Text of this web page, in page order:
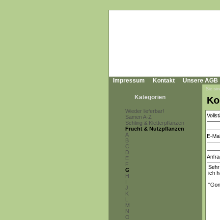
Impressum Kontakt Unsere AGB
Kategorien
Wieder lieferbar!
Samen A-Z
Schling & Kletterpflanzen
Frucht & Nutzpflanzen
A
B
C
D
E
F
G
H
I
J
K
L
M
N
O
Sie
E-